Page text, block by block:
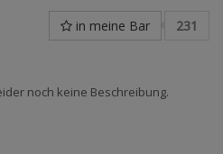
in meine Bar 231
noch keine Beschreibung.